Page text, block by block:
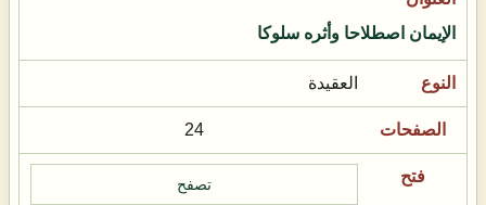
الإيمان اصطلاحا وأثره سلوكا
العقيدة
24
تصفح